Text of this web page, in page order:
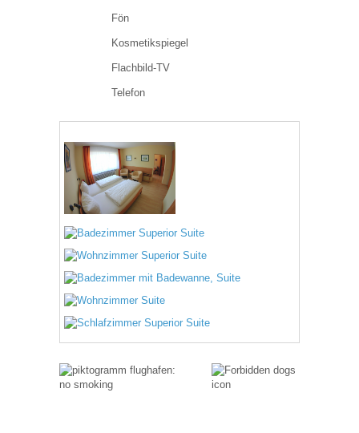
Fön
Kosmetikspiegel
Flachbild-TV
Telefon